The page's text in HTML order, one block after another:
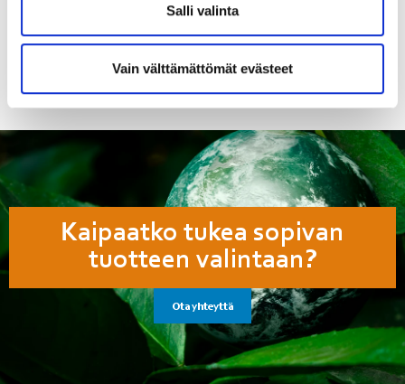
Salli valinta
Vain välttämättömät evästeet
K3G630AS0501
Kaipaatko tukea sopivan
tuotteen valintaan?
Ota yhteyttä